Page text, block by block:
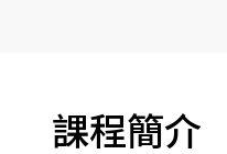
課程簡介